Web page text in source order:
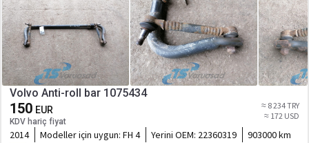
Volvo Anti-roll bar 1075434
150 EUR
KDV hariç fiyat
≈ 8 234 TRY
≈ 172 USD
2014 Modeller için uygun: FH 4 Yerini OEM: 22360319
903000 km